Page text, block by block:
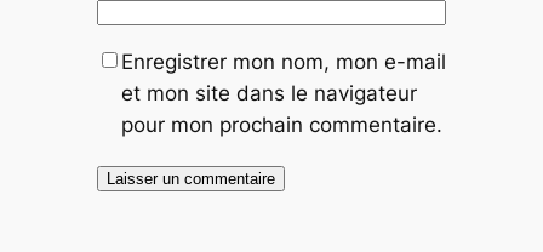
Enregistrer mon nom, mon e-mail
et mon site dans le navigateur
pour mon prochain commentaire.